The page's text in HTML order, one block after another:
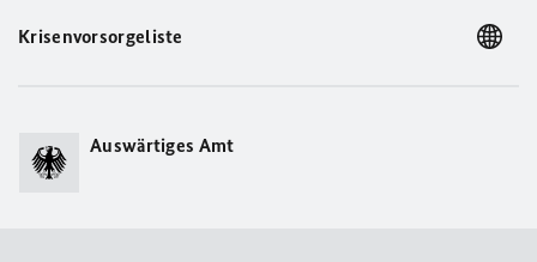
Krisenvorsorgeliste
Auswärtiges Amt